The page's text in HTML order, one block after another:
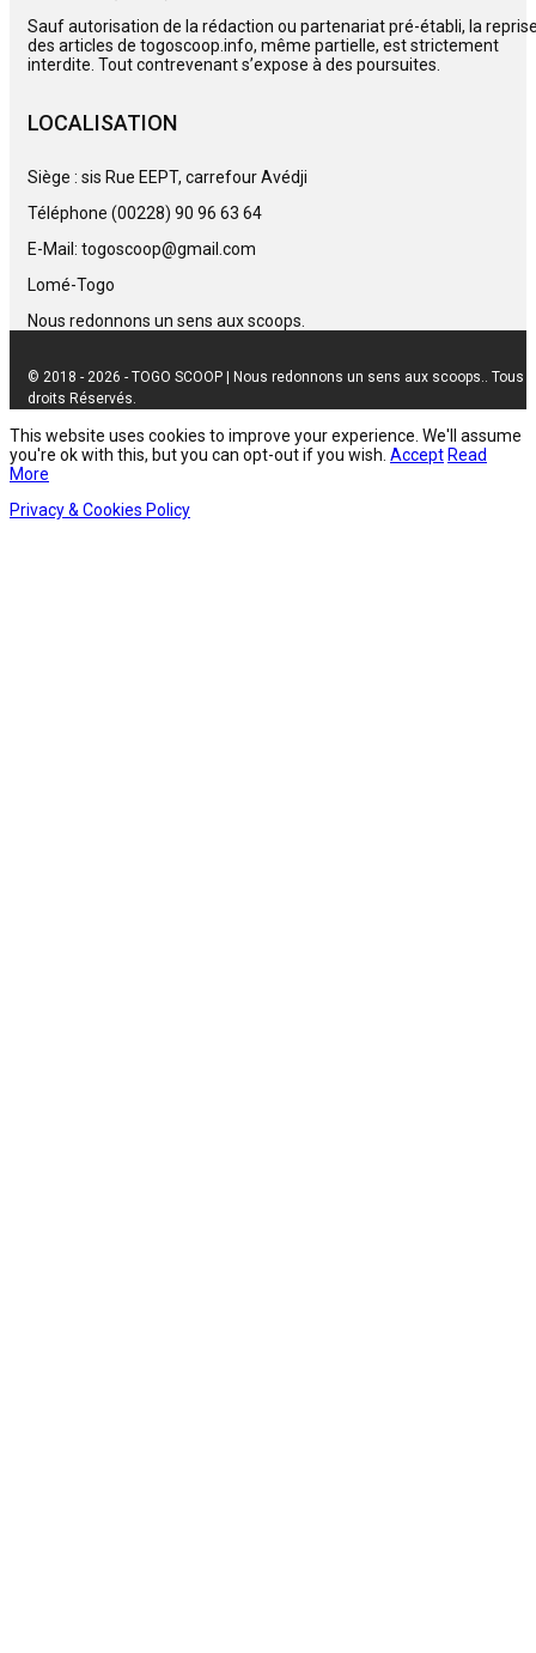
Sauf autorisation de la rédaction ou partenariat pré-établi, la
des articles de togoscoop.info, même partielle, est strictement
interdite. Tout contrevenant s’expose à des poursuites.
LOCALISATION
Siège : sis Rue EEPT, carrefour Avédji
Téléphone (00228) 90 96 63 64
E-Mail: togoscoop@gmail.com
Lomé-Togo
Nous redonnons un sens aux scoops.
© 2018 - 2026 - TOGO SCOOP | Nous redonnons un sens aux scoops.. Tous
droits Réservés.
This website uses cookies to improve your experience. We'll assume
you're ok with this, but you can opt-out if you wish. Accept Read
More
Privacy & Cookies Policy